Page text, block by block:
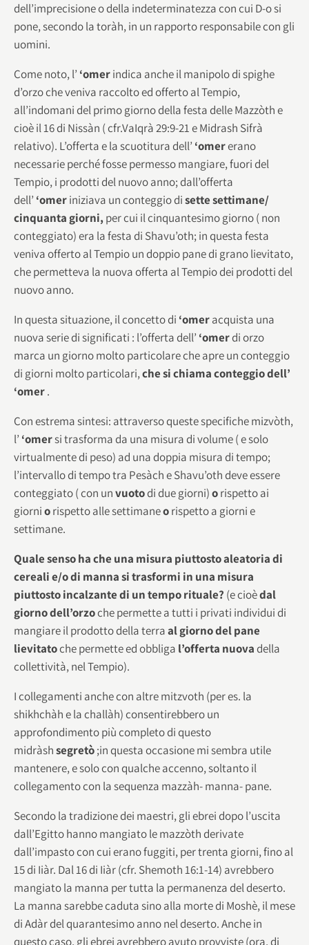
dell’imprecisione o della indeterminatezza con cui D-o si
pone, secondo la toràh, in un rapporto responsabile con gli
uomini.
Come noto, l’ ‘omerindica anche il manipolo di spighe
d’orzo che veniva raccolto ed offerto al Tempio,
all’indomani del primo giorno della festa delle Mazzòth e
cioè il 16 di Nissàn ( cfr.VaIqrà 29:9-21 e Midrash Sifrà
relativo). L’offerta e la scuotitura dell’ ‘omererano
necessarie perché fosse permesso mangiare, fuori del
Tempio, i prodotti del nuovo anno; dall’offerta
dell’ ‘omeriniziava un conteggio disette settimane/
cinquanta giorni,per cui il cinquantesimo giorno ( non
conteggiato) era la festa di Shavu’oth; in questa festa
veniva offerto al Tempio un doppio pane di grano lievitato,
che permetteva la nuova offerta al Tempio dei prodotti del
nuovo anno.
In questa situazione, il concetto di ‘omeracquista una
nuova serie di significati : l’offerta dell’ ‘omerdi orzo
marca un giorno molto particolare che apre un conteggio
di giorni molto particolari,che si chiama conteggio dell’
‘omer.
Con estrema sintesi: attraverso queste specifiche mizvòth,
l’ ‘omersi trasforma da una misura di volume ( e solo
virtualmente di peso) ad una doppia misura di tempo;
l’intervallo di tempo tra Pesàch e Shavu’oth deve essere
conteggiato ( con unvuotodi due giorni)orispetto ai
giorniorispetto alle settimaneorispetto a giorni e
settimane.
Quale senso ha che una misura piuttosto aleatoria di
cereali e/o di manna si trasformi in una misura
piuttosto incalzante di un tempo rituale? (e cioèdal
giorno dell’orzoche permette a tutti i privati individui di
mangiare il prodotto della terraal giorno del pane
lievitatoche permette ed obbliga l’offerta nuova della
collettività, nel Tempio).
I collegamenti anche con altre mitzvoth (per es. la
shikhchàh e la challàh) consentirebbero un
approfondimento più completo di questo
midràshsegretò;in questa occasione mi sembra utile
mantenere, e solo con qualche accenno, soltanto il
collegamento con la sequenza mazzàh- manna- pane.
Secondo la tradizione dei maestri, gli ebrei dopo l’uscita
dall’Egitto hanno mangiato le mazzòth derivate
dall’impasto con cui erano fuggiti, per trenta giorni, fino al
15 di Iiàr. Dal 16 di Iiàr (cfr. Shemoth 16:1-14) avrebbero
mangiato la manna per tutta la permanenza del deserto.
La manna sarebbe caduta sino alla morte di Moshè, il mese
di Adàr del quarantesimo anno nel deserto. Anche in
questo caso, gli ebrei avrebbero avuto provviste (ora, di